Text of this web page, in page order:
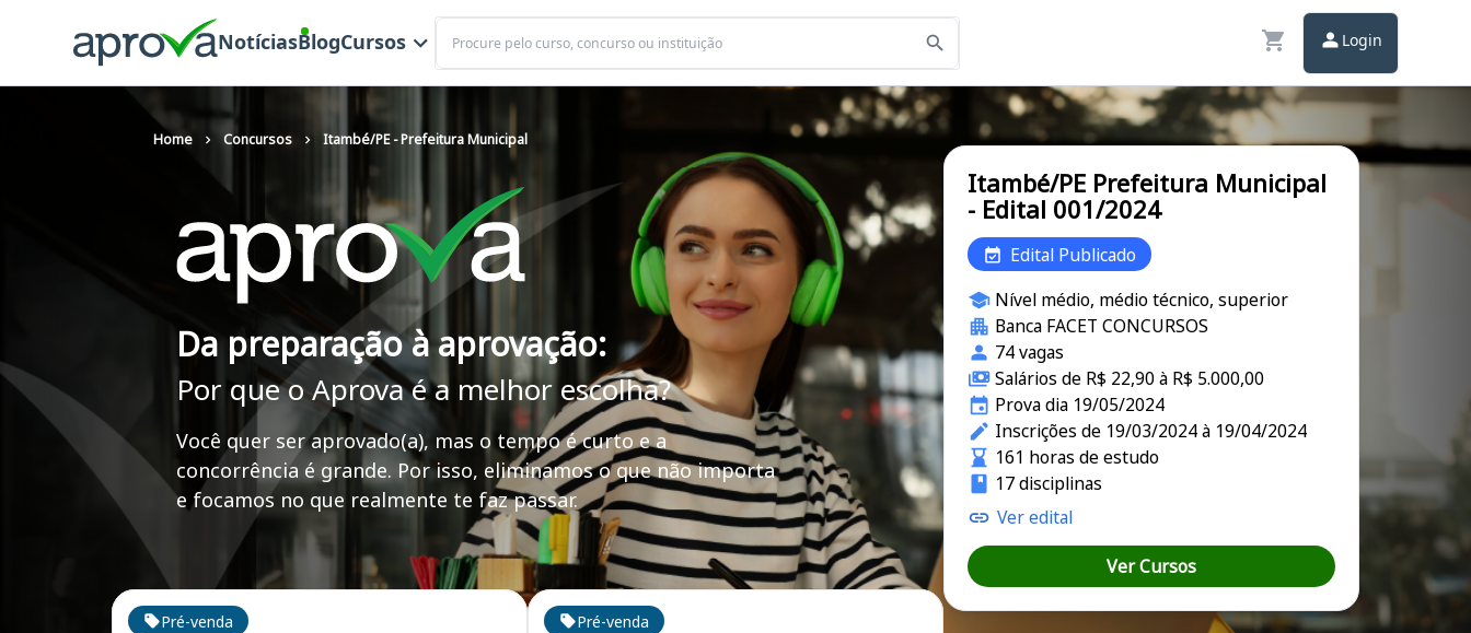
NotíciasBlogCursos
Buscar
Login
Home Concursos Itambé/PE - Prefeitura Municipal
Da preparação à aprovação:
Por que o Aprova é a melhor escolha?
Você quer ser aprovado(a), mas o tempo é curto e a
concorrência é grande. Por isso, eliminamos o que não importa
e focamos no que realmente te faz passar.
Cursos em destaque para passar no concurso
Pré-venda
Pré-venda
Itambé/PE Prefeitura Municipal
- Edital 001/2024
Edital Publicado
Nível médio, médio técnico, superior
Banca FACET CONCURSOS
74 vagas
Salários de R$ 22,90 à R$ 5.000,00
Prova dia 19/05/2024
Inscrições de 19/03/2024 à 19/04/2024
161 horas de estudo
17 disciplinas
Ver edital
Ver Cursos